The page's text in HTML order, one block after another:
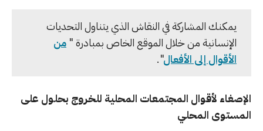
يمكنك المشاركة في النقاش الذي يتناول التحديات
الإنسانية من خلال الموقع الخاص بمبادرة " من
الأقوال إلى الأفعال".
الإصغاء لأقوال المجتمعات المحلية للخروج بحلول على
المستوى المحلي